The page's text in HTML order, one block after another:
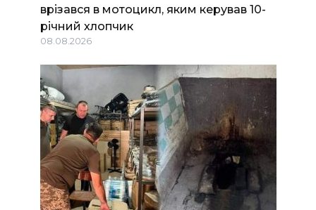
врізався в мотоцикл, яким керував 10-
річний хлопчик
08.08.2026